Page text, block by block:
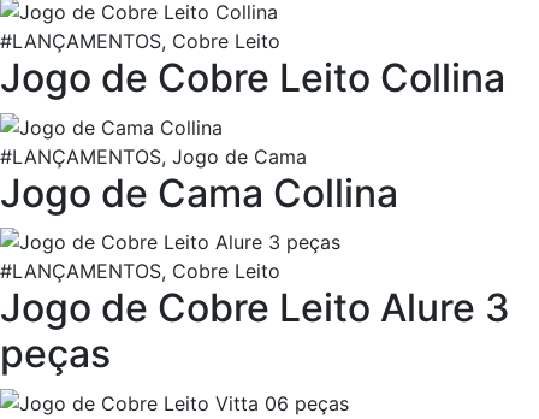
#LANÇAMENTOS, Cobre Leito
Jogo de Cobre Leito Collina
#LANÇAMENTOS, Jogo de Cama
Jogo de Cama Collina
#LANÇAMENTOS, Cobre Leito
Jogo de Cobre Leito Alure 3
peças